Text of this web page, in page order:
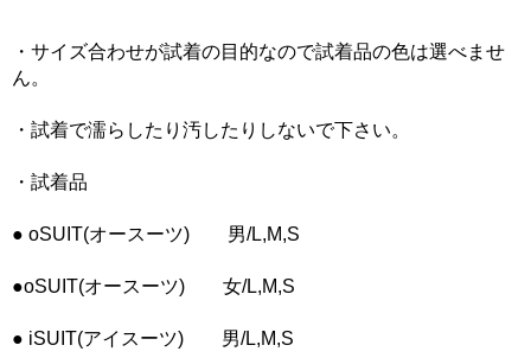
・サイズ合わせが試着の目的なので試着品の色は選べませ
ん。
・試着で濡らしたり汚したりしないで下さい。
・試着品
● oSUIT(オースーツ) 男/L,M,S
●oSUIT(オースーツ) 女/L,M,S
● iSUIT(アイスーツ) 男/L,M,S